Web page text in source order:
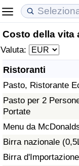
Costo della vita
Valuta:
Ristoranti
Pasto, Ristorante
Pasto per 2
Portate
Menu da
Birra nazionale
Birra
Costo della vita
Indice Del Costo
Indice Del Costo
Indice del Costo
ad Aqaba
Prezzi degli
Indice del Prezzo
Indice del Prezzo
Indice del Prezzo
Qualità della Vita
Indice della
Indice della
Indice della
Criminalità